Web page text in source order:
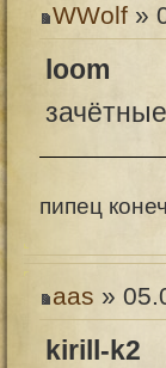
WWolf »
loom
пипец
aas »
kirill-k2